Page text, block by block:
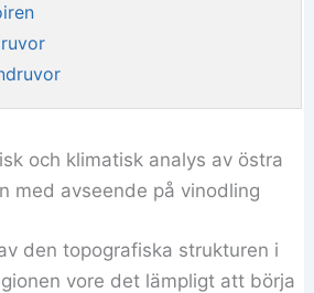
och klimatisk analys av östra
med avseende på vinodling
den topografiska strukturen i
vore det lämpligt att börja